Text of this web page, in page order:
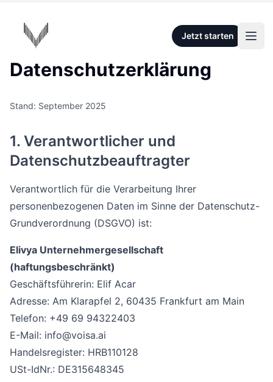
VOISA
Jetzt starten
Datenschutzerklärung
Stand: September 2025
1. Verantwortlicher und
Datenschutzbeauftragter
Verantwortlich für die Verarbeitung Ihrer
personenbezogenen Daten im Sinne der Datenschutz-
Grundverordnung (DSGVO) ist:
Elivya Unternehmergesellschaft
(haftungsbeschränkt)
Geschäftsführerin: Elif Acar
Adresse: Am Klarapfel 2, 60435 Frankfurt am Main
Telefon: +49 69 94322403
E-Mail: info@voisa.ai
Handelsregister: HRB110128
USt-IdNr.: DE315648345